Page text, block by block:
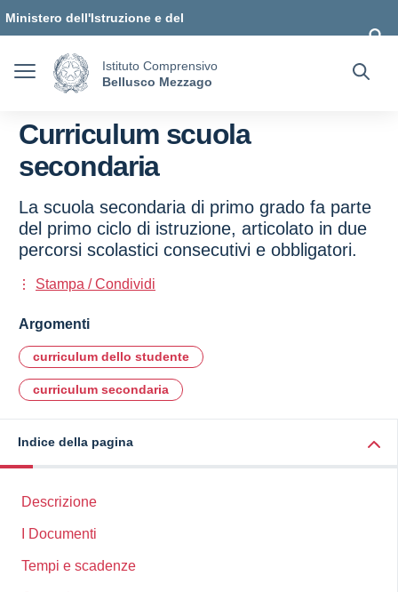
Ministero dell'Istruzione e del
Istituto Comprensivo
Bellusco Mezzago
Curriculum scuola
secondaria
La scuola secondaria di primo grado fa parte
del primo ciclo di istruzione, articolato in due
percorsi scolastici consecutivi e obbligatori.
Stampa / Condividi
Argomenti
curriculum dello studente
curriculum secondaria
Indice della pagina
Descrizione
I Documenti
Tempi e scadenze